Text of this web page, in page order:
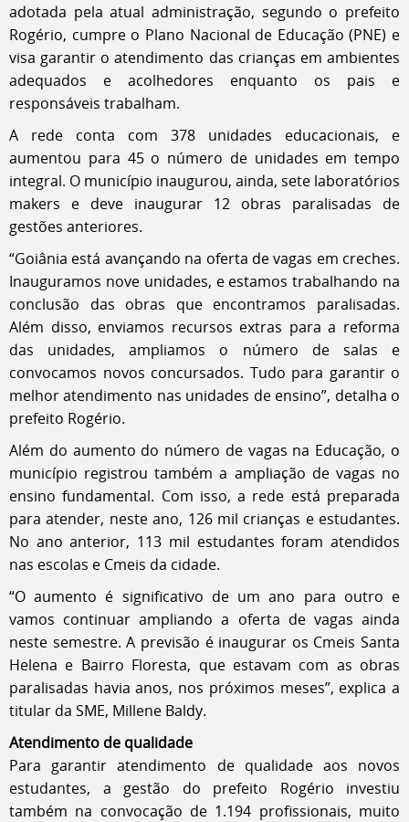
adotada pela atual administração, segundo o prefeito
Rogério, cumpre o Plano Nacional de Educação (PNE) e
visa garantir o atendimento das crianças em ambientes
adequados e acolhedores enquanto os pais e
responsáveis trabalham.
A rede conta com 378 unidades educacionais, e
aumentou para 45 o número de unidades em tempo
integral. O município inaugurou, ainda, sete laboratórios
makers e deve inaugurar 12 obras paralisadas de
gestões anteriores.
“Goiânia está avançando na oferta de vagas em creches.
Inauguramos nove unidades, e estamos trabalhando na
conclusão das obras que encontramos paralisadas.
Além disso, enviamos recursos extras para a reforma
das unidades, ampliamos o número de salas e
convocamos novos concursados. Tudo para garantir o
melhor atendimento nas unidades de ensino”, detalha o
prefeito Rogério.
Além do aumento do número de vagas na Educação, o
município registrou também a ampliação de vagas no
ensino fundamental. Com isso, a rede está preparada
para atender, neste ano, 126 mil crianças e estudantes.
No ano anterior, 113 mil estudantes foram atendidos
nas escolas e Cmeis da cidade.
“O aumento é significativo de um ano para outro e
vamos continuar ampliando a oferta de vagas ainda
neste semestre. A previsão é inaugurar os Cmeis Santa
Helena e Bairro Floresta, que estavam com as obras
paralisadas havia anos, nos próximos meses”, explica a
titular da SME, Millene Baldy.
Atendimento de qualidade
Para garantir atendimento de qualidade aos novos
estudantes, a gestão do prefeito Rogério investiu
também na convocação de 1.194 profissionais, muito